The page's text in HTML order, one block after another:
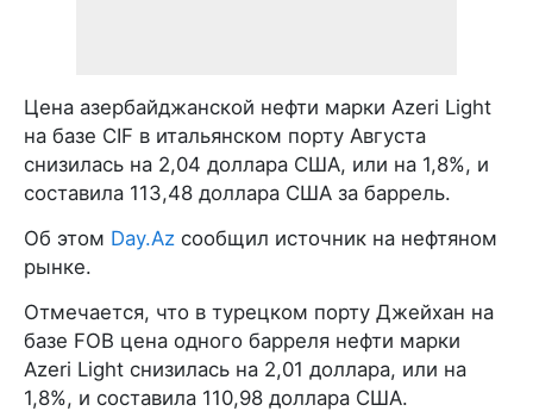
Цена азербайджанской нефти марки Azeri Light
на базе CIF в итальянском порту Августа
снизилась на 2,04 доллара США, или на 1,8%, и
составила 113,48 доллара США за баррель.
Об этом Day.Az сообщил источник на нефтяном
рынке.
Отмечается, что в турецком порту Джейхан на
базе FOB цена одного барреля нефти марки
Azeri Light снизилась на 2,01 доллара, или на
1,8%, и составила 110,98 доллара США.